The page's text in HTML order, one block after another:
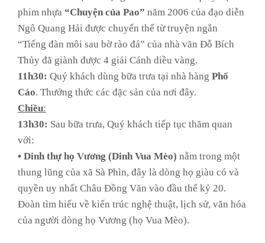
phim nhựa “Chuyện của Pao” năm 2006 của đạo diễn
Ngô Quang Hải được chuyển thể từ truyện ngắn
“Tiếng đàn môi sau bờ rào đá” của nhà văn Đỗ Bích
Thủy đã giành được 4 giải Cánh diều vàng.
11h30: Quý khách dùng bữa trưa tại nhà hàng Phố
Cáo. Thưởng thức các đặc sản của nơi đây.
Chiều:
13h30: Sau bữa trưa, Quý khách tiếp tục thăm quan
với:
• Dinh thự họ Vương (Dinh Vua Mèo) nằm trong một
thung lũng của xã Sà Phìn, đây là dòng họ giàu có và
quyền uy nhất Châu Đồng Văn vào đầu thế kỷ 20.
Đoàn tìm hiểu về kiến trúc nghệ thuật, lịch sử, văn hóa
của người dòng họ Vương (họ Vua Mèo).